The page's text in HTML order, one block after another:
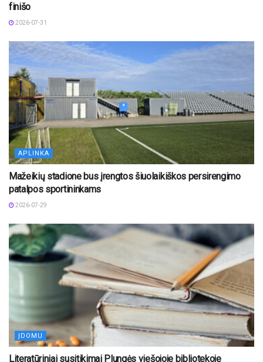
finišo
2026-07-31
APLINKA
Mažeikių stadione bus įrengtos šiuolaikiškos persirengimo
patalpos sportininkams
2026-07-29
ĮDOMU
Literatūriniai susitikimai Plungės viešojoje bibliotekoje